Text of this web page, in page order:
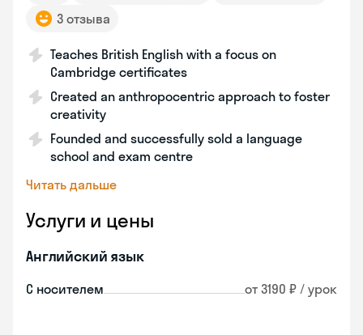
3 отзыва
Teaches British English with a focus on
Cambridge certificates
Created an anthropocentric approach to foster
creativity
Founded and successfully sold a language
school and exam centre
Читать дальше
Услуги и цены
Английский язык
С носителем от 3190 ₽ / урок